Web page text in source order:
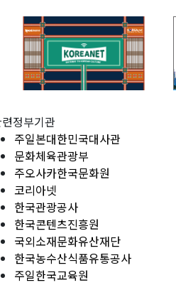
정부기관
주일본대한민국대사관
문화체육관광부
주오사카한국문화원
코리아넷
한국관광공사
한국콘텐츠진흥원
국외소재문화유산재단
한국농수산식품유통공사
주일한국교육원